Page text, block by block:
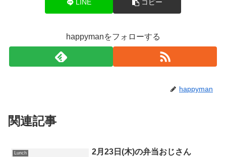
LINE コピー
happymanをフォローする
happyman
関連記事
Lunch 2月23日(木)の弁当おじさん